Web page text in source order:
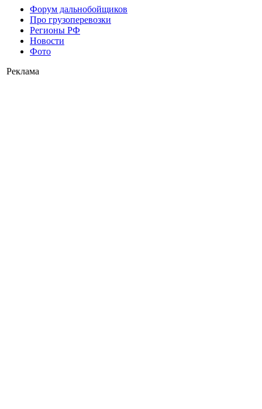
Форум дальнобойщиков
Про грузоперевозки
Регионы РФ
Новости
Фото
Реклама